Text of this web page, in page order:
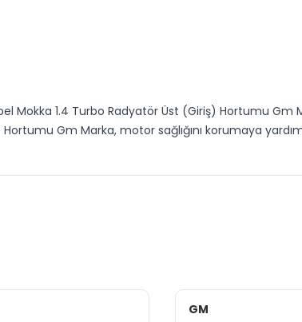
Mokka 1.4 Turbo Radyatör Üst (Giriş) Hortumu Gm
Gm Marka, motor sağlığını korumaya
GM